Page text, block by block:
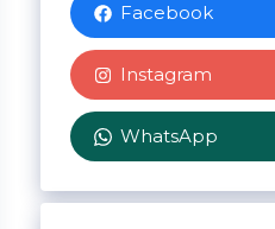
Facebook
Instagram
WhatsApp